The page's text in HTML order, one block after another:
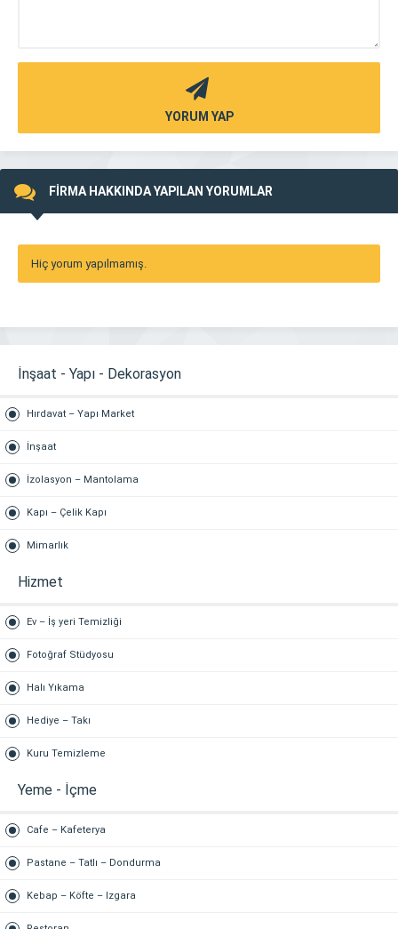
YORUM YAP
FİRMA HAKKINDA YAPILAN YORUMLAR
Hiç yorum yapılmamış.
İnşaat - Yapı - Dekorasyon
Hırdavat – Yapı Market
İnşaat
İzolasyon – Mantolama
Kapı – Çelik Kapı
Mimarlık
Hizmet
Ev – İş yeri Temizliği
Fotoğraf Stüdyosu
Halı Yıkama
Hediye – Takı
Kuru Temizleme
Yeme - İçme
Cafe – Kafeterya
Pastane – Tatlı – Dondurma
Kebap – Köfte – Izgara